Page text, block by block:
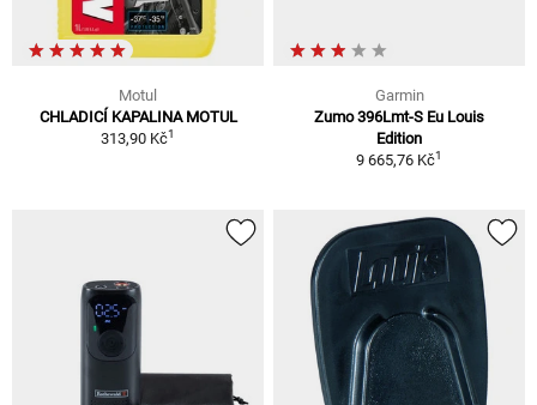
Motul
CHLADICÍ KAPALINA MOTUL
313,90 Kč1
Garmin
Zumo 396Lmt-S Eu Louis
Edition
9 665,76 Kč1